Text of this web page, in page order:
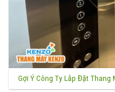
Gợi Ý Công Ty Lắp Đặt Thang